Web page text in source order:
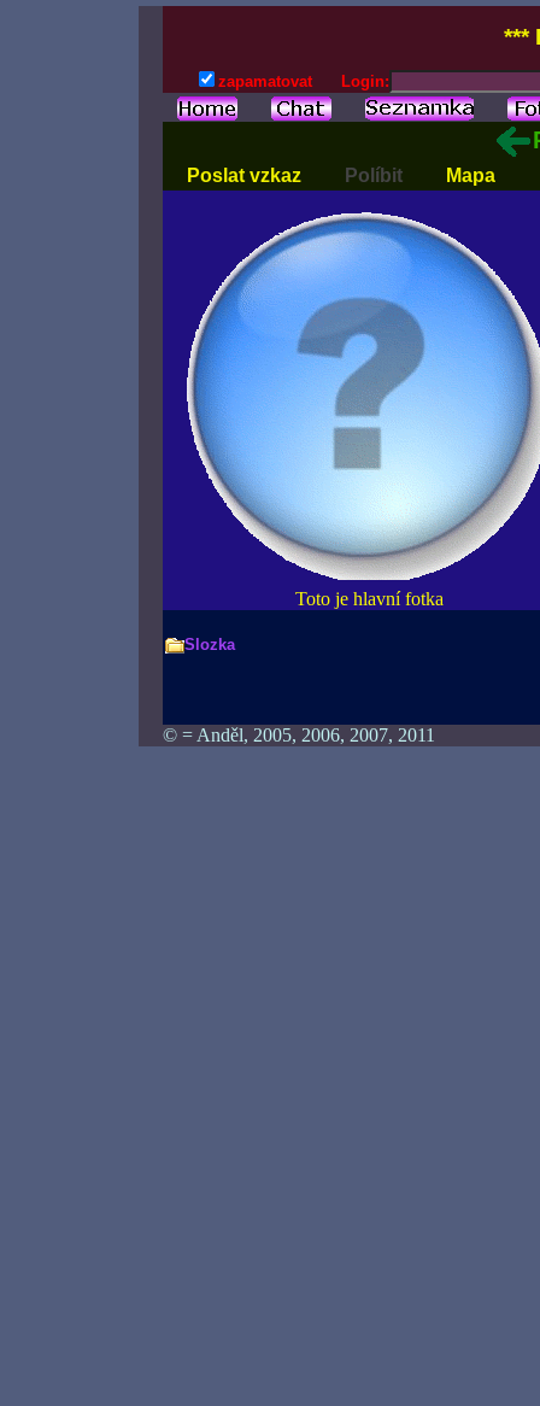
***
zapamatovat Login:
Poslat vzkaz Políbit Mapa
Toto je hlavní fotka
Slozka
© = Anděl, 2005, 2006, 2007, 2011